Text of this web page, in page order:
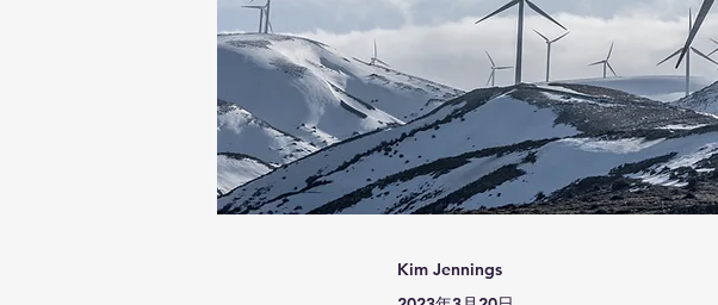
Kim Jennings